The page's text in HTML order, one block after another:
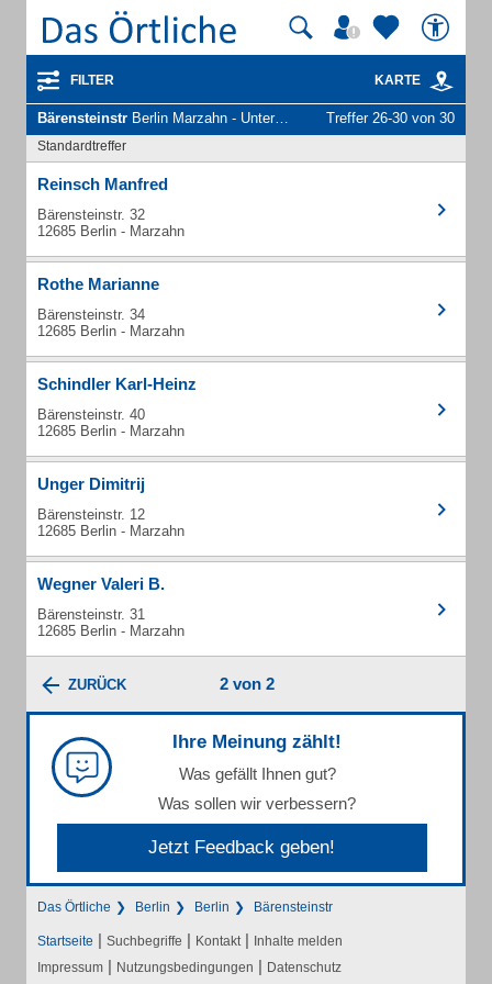
FILTER KARTE
Bärensteinstr Berlin Marzahn - Unternehmen und Personen Treffer 26-30 von 30
Standardtreffer
Reinsch Manfred
Bärensteinstr. 32
12685 Berlin - Marzahn
Rothe Marianne
Bärensteinstr. 34
12685 Berlin - Marzahn
Schindler Karl-Heinz
Bärensteinstr. 40
12685 Berlin - Marzahn
Unger Dimitrij
Bärensteinstr. 12
12685 Berlin - Marzahn
Wegner Valeri B.
Bärensteinstr. 31
12685 Berlin - Marzahn
ZURÜCK 2 von 2
Ihre Meinung zählt!
Was gefällt Ihnen gut?
Was sollen wir verbessern?
Jetzt Feedback geben!
Das Örtliche Berlin Berlin Bärensteinstr
Startseite | Suchbegriffe | Kontakt | Inhalte melden
Impressum | Nutzungsbedingungen | Datenschutz